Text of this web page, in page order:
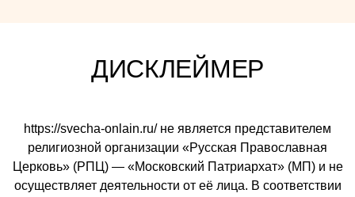
ДИСКЛЕЙМЕР
https://svecha-onlain.ru/ не является представителем
религиозной организации «Русская Православная
Церковь» (РПЦ) — «Московский Патриархат» (МП) и не
осуществляет деятельности от её лица. В соответствии